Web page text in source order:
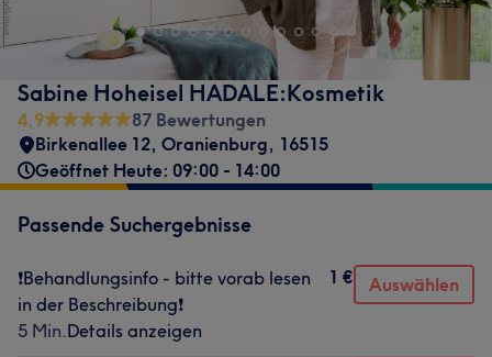
Sabine Hoheisel HADALE:Kosmetik
4,9
87 Bewertungen
Birkenallee 12, Oranienburg, 16515
Geöffnet Heute: 09:00 - 14:00
Passende Suchergebnisse
❗Behandlungsinfo - bitte vorab lesen
in der Beschreibung❗
5 Min.Details anzeigen
1 € Auswählen